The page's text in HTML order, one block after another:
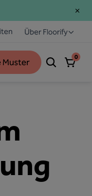
Über Floorify
Muster 0